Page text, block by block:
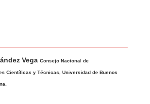
VegaConsejo Nacional de
Científicas y Técnicas, Universidad de Buenos